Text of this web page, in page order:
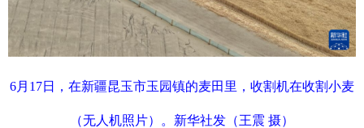
6月17日，在新疆昆玉市玉园镇的麦田里，收割机在收割小麦
（无人机照片）。新华社发（王震 摄）